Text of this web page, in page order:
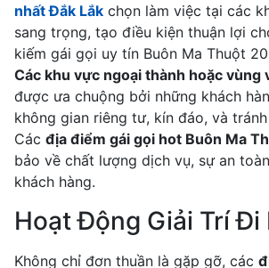
nhất Đắk Lắk chọn làm việc tại các
sang trọng, tạo điều kiện thuận lợi
kiếm gái gọi uy tín Buôn Ma Thuột
Các khu vực ngoại thành hoặc vùng
được ưa chuộng bởi những khách
không gian riêng tư, kín đáo, và
Các địa điểm gái gọi hot Buôn Ma
bảo về chất lượng dịch vụ, sự an
khách hàng.
Hoạt Động Giải Trí Đi
Không chỉ đơn thuần là gặp gỡ, các